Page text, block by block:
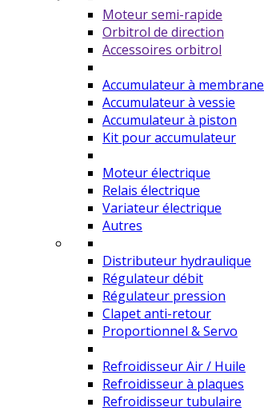
Moteur semi-rapide
Orbitrol de direction
Accessoires orbitrol
Accumulateur à membrane
Accumulateur à vessie
Accumulateur à piston
Kit pour accumulateur
Moteur électrique
Relais électrique
Variateur électrique
Autres
Distributeur hydraulique
Régulateur débit
Régulateur pression
Clapet anti-retour
Proportionnel & Servo
Refroidisseur Air / Huile
Refroidisseur à plaques
Refroidisseur tubulaire